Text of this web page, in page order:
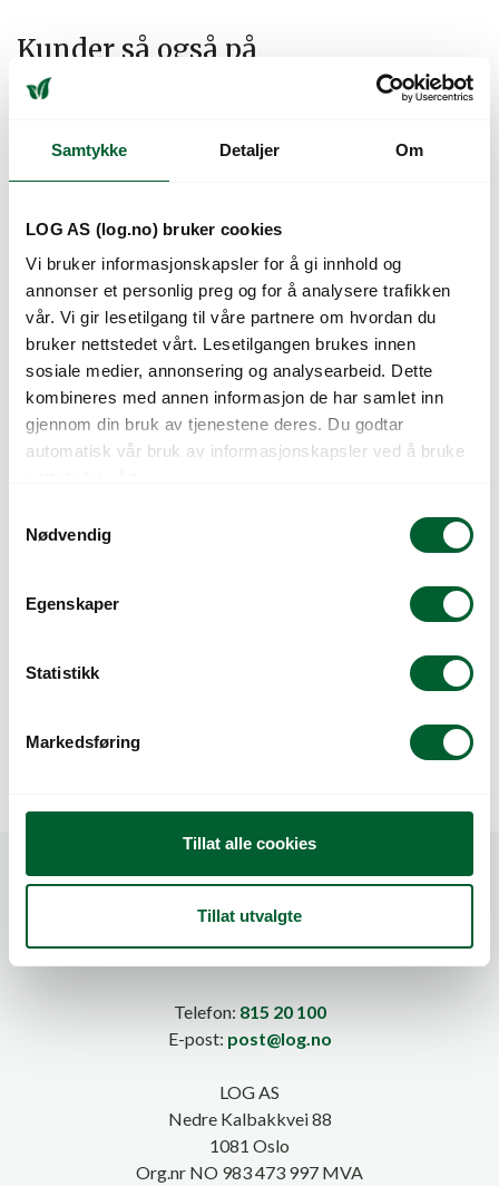
Samtykke Detaljer Om
LOG AS (log.no) bruker cookies
Vi bruker informasjonskapsler for å gi innhold og
annonser et personlig preg og for å analysere trafikken
vår. Vi gir lesetilgang til våre partnere om hvordan du
bruker nettstedet vårt. Lesetilgangen brukes innen
sosiale medier, annonsering og analysearbeid. Dette
kombineres med annen informasjon de har samlet inn
gjennom din bruk av tjenestene deres. Du godtar
automatisk vår bruk av informasjonskapsler ved å bruke
Nødvendig
Egenskaper
Statistikk
Markedsføring
Tillat alle cookies
Tillat utvalgte
Kunder så også på
IRIS GERMANICA
BISHOPS ROBE
IRIS GERMANICA
CHERISHED
CLARENCE
IRIS GERMANICA
HONEY GLAZED
Telefon: 815 20 100
E-post: post@log.no
LOG AS
Nedre Kalbakkvei 88
1081 Oslo
Org.nr NO 983 473 997 MVA